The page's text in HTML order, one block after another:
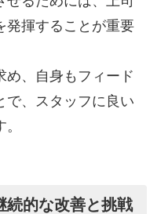
発揮することが重要
め、自身もフィード
で、スタッフに良い
続的な改善と挑戦